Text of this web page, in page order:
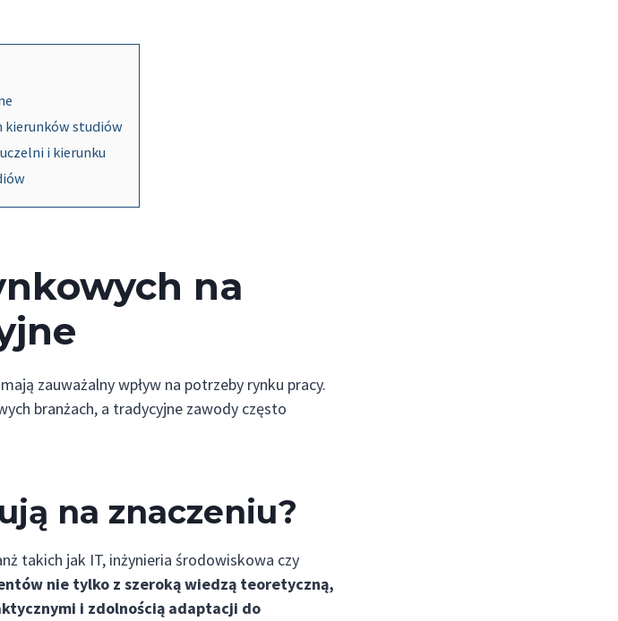
kierunków studiów
i kierunku
na
zauważalny wpływ na potrzeby rynku pracy.
branżach, a tradycyjne zawody często
na znaczeniu?
takich jak IT, inżynieria środowiskowa czy
nie tylko z szeroką wiedzą teoretyczną,
i zdolnością adaptacji do